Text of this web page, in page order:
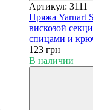
Артикул: 3111
Пряжа Yarnart
вискозой
спицами и
123 грн
В наличии